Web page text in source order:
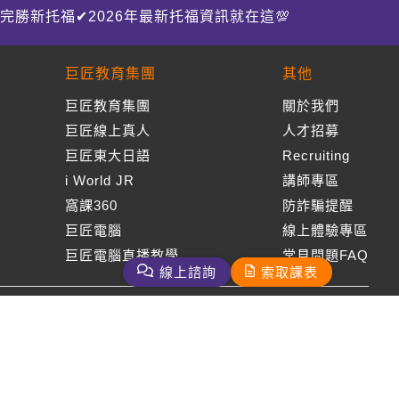
完勝新托福✔2026年最新托福資訊就在這💯
巨匠教育集團
巨匠教育集團
巨匠線上真人
巨匠東大日語
i World JR
窩課360
巨匠電腦
巨匠電腦直播教學
其他
關於我們
人才招募
Recruiting
講師專區
防詐騙提醒
線上體驗專區
常見問題FAQ
線上諮詢 索取課表